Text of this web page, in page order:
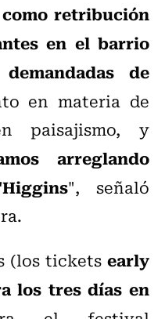
retribución
en el barrio
de
en materia de
paisajismo, y
arreglando
", señaló
(los tickets early
los tres días en